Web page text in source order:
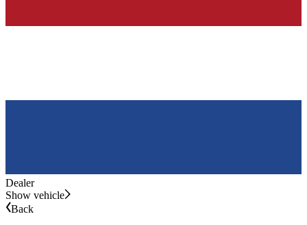
Dealer
Show vehicle
Back